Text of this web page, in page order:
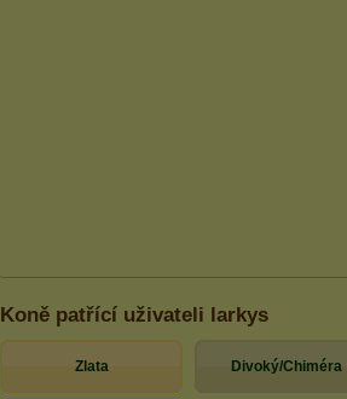
Koně patřící uživateli larkys
Zlata Divoký/Chiméra